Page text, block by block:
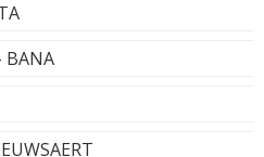
BANA